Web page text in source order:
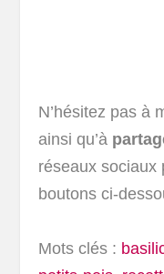
N’hésitez pas à
ainsi qu’à
réseaux sociaux
boutons ci-
Mots clés :